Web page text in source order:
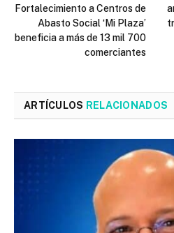
Fortalecimiento a Centros de
Abasto Social ‘Mi Plaza’
beneficia a más de 13 mil 700
comerciantes
ARTÍCULOS RELACIONADOS